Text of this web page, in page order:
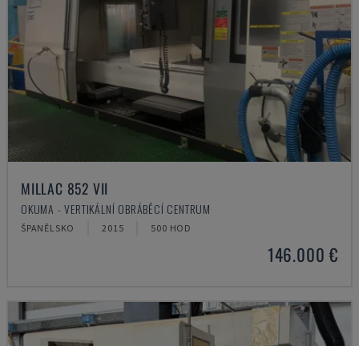
MILLAC 852 VII
OKUMA - VERTIKÁLNÍ OBRÁBĚCÍ CENTRUM
ŠPANĚLSKO 2015 500 HOD
146.000 €